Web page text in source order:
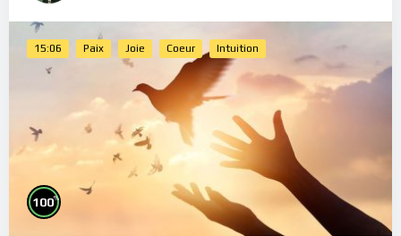
15:06 Paix Joie Coeur Intuition
100%